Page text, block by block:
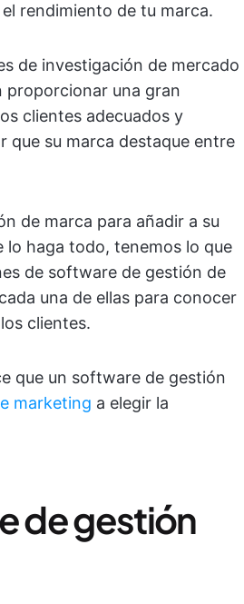
rendimiento de tu marca.
de investigación de mercado
proporcionar una gran
clientes adecuados y
que su marca destaque entre
de marca para añadir a su
lo haga todo, tenemos lo que
de software de gestión de
una de ellas para conocer
clientes.
que un software de gestión
marketing a elegir la
de gestión